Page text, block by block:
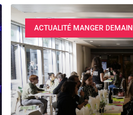
ACTUALITÉ MANGER DEMAIN